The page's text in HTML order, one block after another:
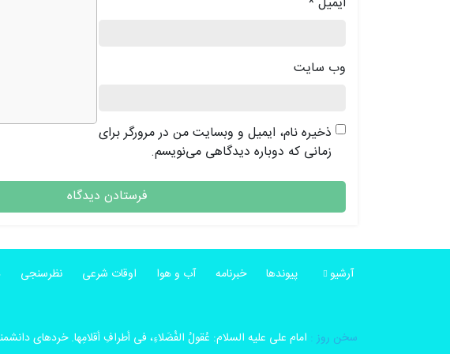
وب‌ سایت
ذخیره نام، ایمیل و وبسایت من در مرورگر برای
زمانی که دوباره دیدگاهی می‌نویسم.
آرشیو پیوندها خبرنامه آب و هوا اوقات شرعی نظرسنجی
سخن روز : امام على علیه السلام: عُقولُ الفُضَلاءِ، فی أطرافِ أقلامِها. خردهاى